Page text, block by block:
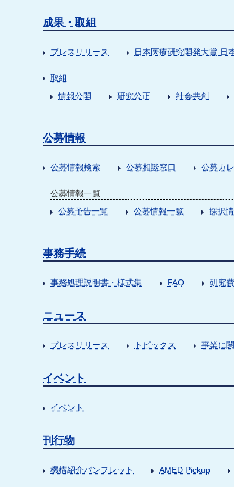
成果・取組
プレスリリース 日本医療研究開発大賞 日
取組
情報公開
研究公正 社会共創
公募情報
公募情報検索 公募相談窓口 公募カ
公募情報一覧
公募予告一覧
公募情報一覧 採択
事務手続
事務処理説明書・様式集 FAQ 研究
ニュース
プレスリリース トピックス 事業に
イベント
イベント
刊行物
機構紹介パンフレット AMED Pickup